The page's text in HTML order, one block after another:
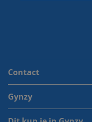
Contact
Gynzy